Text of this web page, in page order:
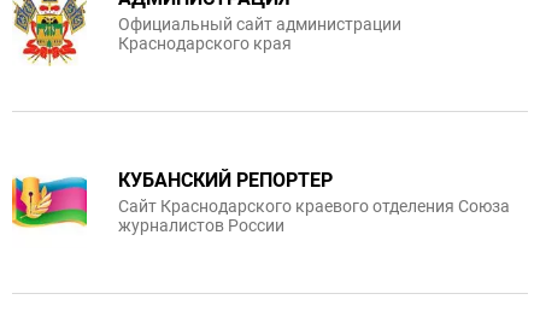
Официальный сайт администрации
Краснодарского края
КУБАНСКИЙ РЕПОРТЕР
Сайт Краснодарского краевого отделения Союза
журналистов России